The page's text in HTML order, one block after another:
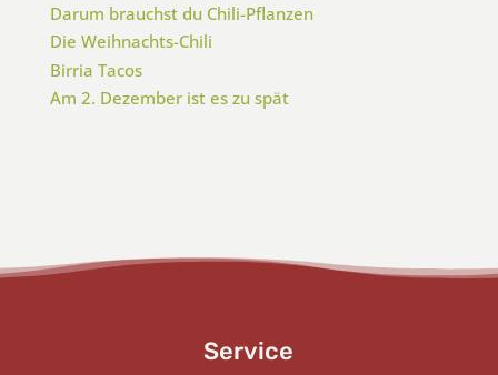
Darum brauchst du Chili-Pflanzen
Die Weihnachts-Chili
Birria Tacos
Am 2. Dezember ist es zu spät
Service